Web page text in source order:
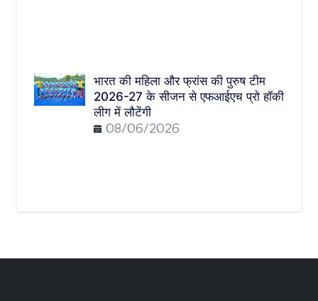
भारत की महिला और फ्रांस की पुरुष टीम
2026-27 के सीजन से एफआईएच प्रो हॉकी
लीग में लौटेंगी
08/06/2026